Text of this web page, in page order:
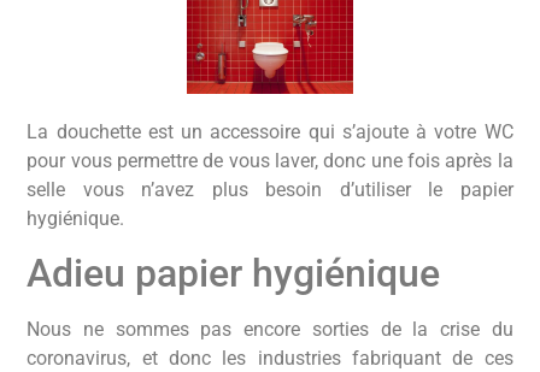
La douchette est un accessoire qui s’ajoute à votre WC
pour vous permettre de vous laver, donc une fois après la
selle vous n’avez plus besoin d’utiliser le papier
hygiénique.
Adieu papier hygiénique
Nous ne sommes pas encore sorties de la crise du
coronavirus, et donc les industries fabriquant de ces